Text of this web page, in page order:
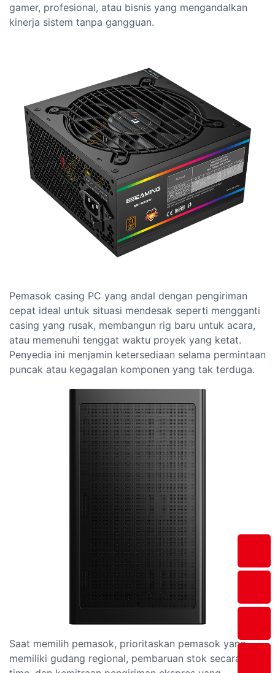
gamer, profesional, atau bisnis yang mengandalkan
kinerja sistem tanpa gangguan.
Pemasok casing PC yang andal dengan pengiriman
cepat ideal untuk situasi mendesak seperti mengganti
casing yang rusak, membangun rig baru untuk acara,
atau memenuhi tenggat waktu proyek yang ketat.
Penyedia ini menjamin ketersediaan selama permintaan
puncak atau kegagalan komponen yang tak terduga.
Saat memilih pemasok, prioritaskan pemasok yang
memiliki gudang regional, pembaruan stok secara real-